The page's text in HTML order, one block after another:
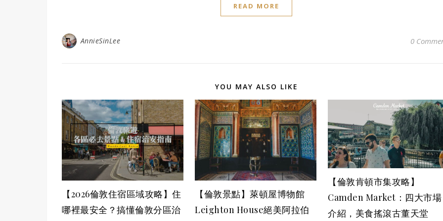
READ MORE
AnnieSinLee 0
YOU MAY ALSO LIKE
【2026倫敦住宿區域攻略】住
哪裡最安全？搞懂倫敦分區治
【倫敦景點】萊頓屋博物館
Leighton House絕美阿拉伯
【倫敦肯頓市集攻略】
Camden Market：四大市場
介紹，美食搖滾古董天堂